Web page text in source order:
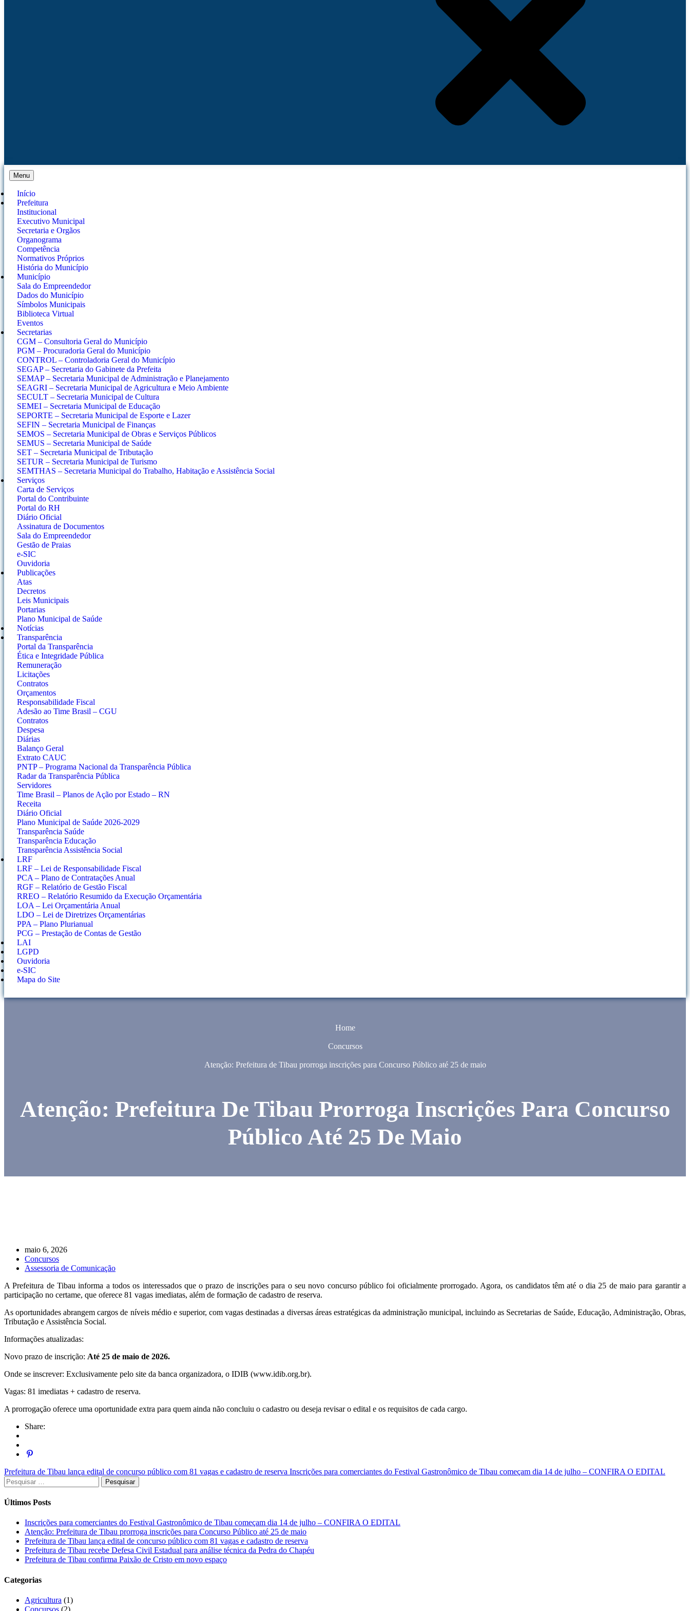
Menu
Início
Prefeitura
Institucional
Executivo Municipal
Secretaria e Orgãos
Organograma
Competência
Normativos Próprios
História do Município
Município
Sala do Empreendedor
Dados do Município
Símbolos Municipais
Biblioteca Virtual
Eventos
Secretarias
CGM – Consultoria Geral do Município
PGM – Procuradoria Geral do Município
CONTROL – Controladoria Geral do Município
SEGAP – Secretaria do Gabinete da Prefeita
SEMAP – Secretaria Municipal de Administração e Planejamento
SEAGRI – Secretaria Municipal de Agricultura e Meio Ambiente
SECULT – Secretaria Municipal de Cultura
SEMEI – Secretaria Municipal de Educação
SEPORTE – Secretaria Municipal de Esporte e Lazer
SEFIN – Secretaria Municipal de Finanças
SEMOS – Secretaria Municipal de Obras e Serviços Públicos
SEMUS – Secretaria Municipal de Saúde
SET – Secretaria Municipal de Tributação
SETUR – Secretaria Municipal de Turismo
SEMTHAS – Secretaria Municipal do Trabalho, Habitação e Assistência Social
Serviços
Carta de Serviços
Portal do Contribuinte
Portal do RH
Diário Oficial
Assinatura de Documentos
Sala do Empreendedor
Gestão de Praias
e-SIC
Ouvidoria
Publicações
Atas
Decretos
Leis Municipais
Portarias
Plano Municipal de Saúde
Notícias
Transparência
Portal da Transparência
Ética e Integridade Pública
Remuneração
Licitações
Contratos
Orçamentos
Responsabilidade Fiscal
Adesão ao Time Brasil – CGU
Contratos
Despesa
Diárias
Balanço Geral
Extrato CAUC
PNTP – Programa Nacional da Transparência Pública
Radar da Transparência Pública
Servidores
Time Brasil – Planos de Ação por Estado – RN
Receita
Diário Oficial
Plano Municipal de Saúde 2026-2029
Transparência Saúde
Transparência Educação
Transparência Assistência Social
LRF
LRF – Lei de Responsabilidade Fiscal
PCA – Plano de Contratações Anual
RGF – Relatório de Gestão Fiscal
RREO – Relatório Resumido da Execução Orçamentária
LOA – Lei Orçamentária Anual
LDO – Lei de Diretrizes Orçamentárias
PPA – Plano Plurianual
PCG – Prestação de Contas de Gestão
LAI
LGPD
Ouvidoria
e-SIC
Mapa do Site
Home
Concursos
Atenção: Prefeitura de Tibau prorroga inscrições para Concurso Público até 25 de maio
Atenção: Prefeitura De Tibau Prorroga Inscrições Para Concurso
Público Até 25 De Maio
maio 6, 2026
Concursos
Assessoria de Comunicação
A Prefeitura de Tibau informa a todos os interessados que o prazo de inscrições para o seu novo concurso público foi oficialmente prorrogado. Agora, os candidatos têm até o dia 25 de maio para garantir a
participação no certame, que oferece 81 vagas imediatas, além de formação de cadastro de reserva.
As oportunidades abrangem cargos de níveis médio e superior, com vagas destinadas a diversas áreas estratégicas da administração municipal, incluindo as Secretarias de Saúde, Educação, Administração, Obras,
Tributação e Assistência Social.
Informações atualizadas:
Novo prazo de inscrição: Até 25 de maio de 2026.
Onde se inscrever: Exclusivamente pelo site da banca organizadora, o IDIB (www.idib.org.br).
Vagas: 81 imediatas + cadastro de reserva.
A prorrogação oferece uma oportunidade extra para quem ainda não concluiu o cadastro ou deseja revisar o edital e os requisitos de cada cargo.
Share:
Prefeitura de Tibau lança edital de concurso público com 81 vagas e cadastro de reserva Inscrições para comerciantes do Festival Gastronômico de Tibau começam dia 14 de julho – CONFIRA O EDITAL
Últimos Posts
Inscrições para comerciantes do Festival Gastronômico de Tibau começam dia 14 de julho – CONFIRA O EDITAL
Atenção: Prefeitura de Tibau prorroga inscrições para Concurso Público até 25 de maio
Prefeitura de Tibau lança edital de concurso público com 81 vagas e cadastro de reserva
Prefeitura de Tibau recebe Defesa Civil Estadual para análise técnica da Pedra do Chapéu
Prefeitura de Tibau confirma Paixão de Cristo em novo espaço
Categorias
Agricultura (1)
Concursos (2)